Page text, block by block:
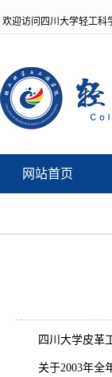
欢迎访问四川大学轻工科
网站首页
四川大学皮革
关于2003年全